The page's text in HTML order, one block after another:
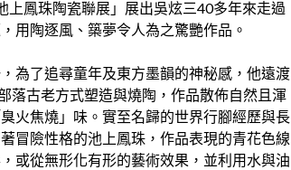
鳳珠陶瓷聯展」展出吳炫三40多年來走過
用陶逐風、築夢令人為之驚艷作品。
為了追尋童年及東方墨韻的神秘感，他遠渡
落古老方式塑造與燒陶，作品散佈自然且渾
火焦燒」味。實至名歸的世界行腳經歷與長
冒險性格的池上鳳珠，作品表現的青花色線
或從無形化有形的藝術效果，並利用水與油